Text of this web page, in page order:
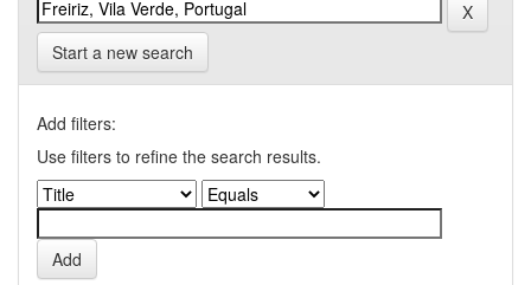
Start a new search
Add filters:
Use filters to refine the search results.